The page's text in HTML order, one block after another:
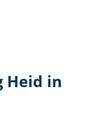
Heid in